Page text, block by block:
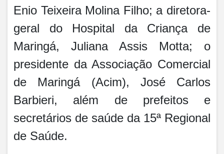
Enio Teixeira Molina Filho; a diretora-
geral do Hospital da Criança de
Maringá, Juliana Assis Motta; o
presidente da Associação Comercial
de Maringá (Acim), José Carlos
Barbieri, além de prefeitos e
secretários de saúde da 15ª Regional
de Saúde.